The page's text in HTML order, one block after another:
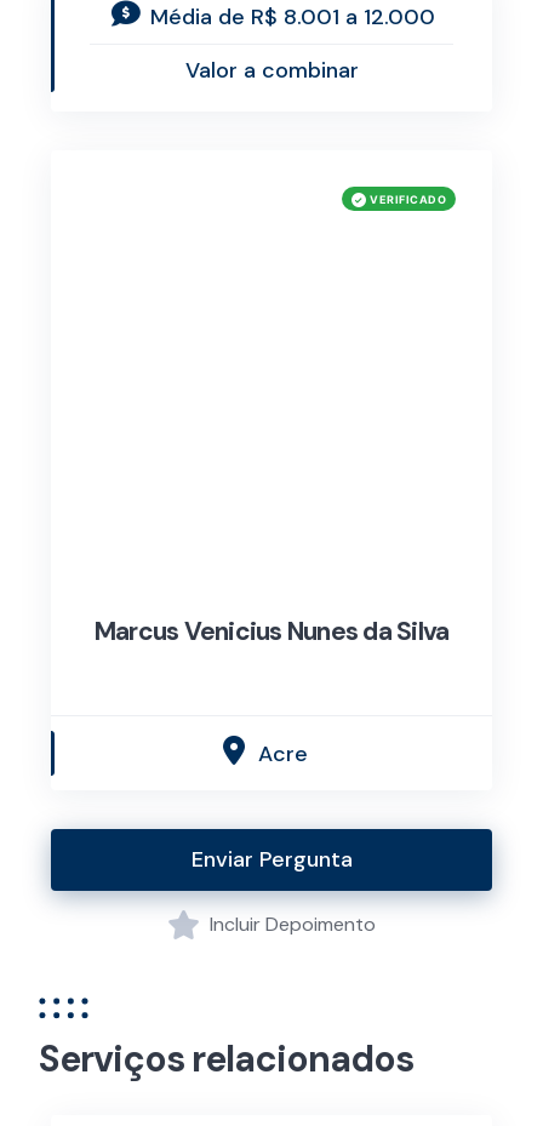
Média de R$ 8.001 a 12.000
Valor a combinar
Marcus Venicius Nunes da Silva
Acre
Enviar Pergunta
Incluir Depoimento
Serviços relacionados